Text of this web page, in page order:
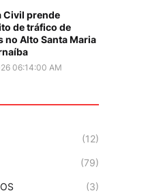
Civil prende
de tráfico de
no Alto Santa Maria
06:14:00 AM
(12)
(79)
(3)